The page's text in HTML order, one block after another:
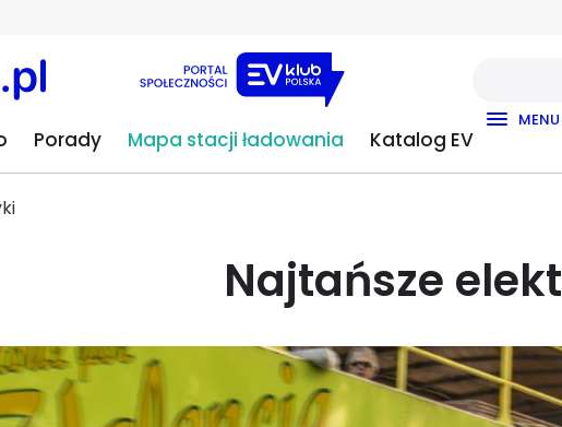
Porady Mapa stacji ładowania Katalog EV
MENU
Najtańsze